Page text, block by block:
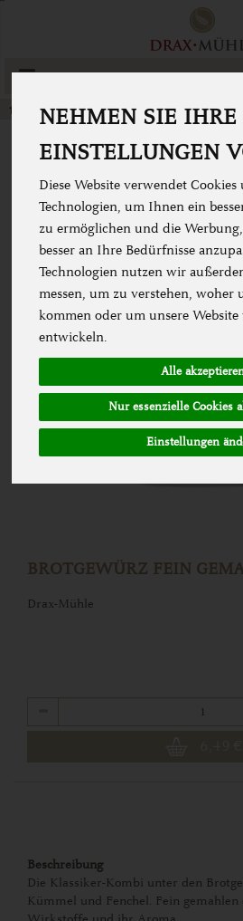
NEHMEN SIE IHRE
EINSTELLUNGEN
Diese Website verwendet
Technologien, um Ihnen ein
zu ermöglichen und die
besser an Ihre Bedürfnisse
Technologien nutzen wir
messen, um zu verstehen, woher
kommen oder um unsere
entwickeln.
Alle
Nur essenzielle Cookies
Einstellungen
Produkt
Backen & Kochen Gewürze
BROTGEWÜRZ FEIN
Drax-Mühle
Beschreibung
Die Klassiker-Kombi unter den
Kümmel und Fenchel. Fein